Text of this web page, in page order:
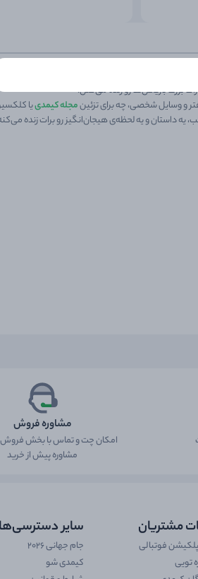
بزرگ بازیکن‌ها رو زنده می‌کنن.
مجله کیمدییا
یه داستان و یه لحظه‌ی هیجان‌انگیز رو برات زنده
مشاوره فروش
امکان چت و تماس با بخش فروش
مشاوره پیش از خرید
مشتریان
فوتبالی
تویی
سایر دسترسی‌ها
جام جهانی 2026
کیمدی شو
Choose your
العربية کوردی